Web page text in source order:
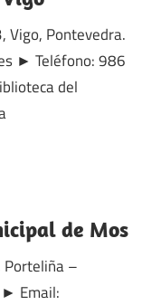
Vigo, Pontevedra.
► Teléfono: 986
del
de Mos
Porteliña –
► Email: